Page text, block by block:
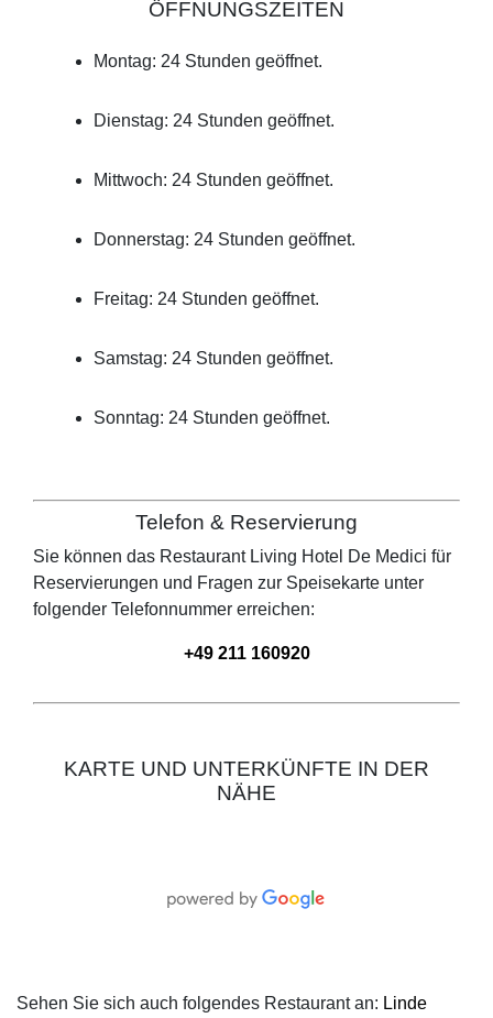
ÖFFNUNGSZEITEN
Montag: 24 Stunden geöffnet.
Dienstag: 24 Stunden geöffnet.
Mittwoch: 24 Stunden geöffnet.
Donnerstag: 24 Stunden geöffnet.
Freitag: 24 Stunden geöffnet.
Samstag: 24 Stunden geöffnet.
Sonntag: 24 Stunden geöffnet.
Telefon & Reservierung
Sie können das Restaurant Living Hotel De Medici für
Reservierungen und Fragen zur Speisekarte unter
folgender Telefonnummer erreichen:
+49 211 160920
KARTE UND UNTERKÜNFTE IN DER
NÄHE
Sehen Sie sich auch folgendes Restaurant an: Linde